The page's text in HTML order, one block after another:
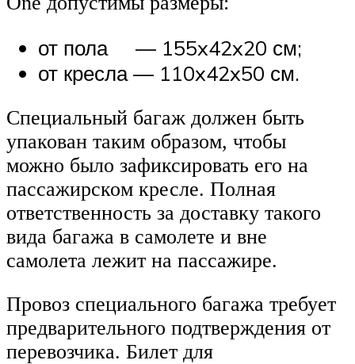
от пола — 155x42x20 см;
от кресла — 110x42x50 см.
Специальный багаж должен быть
упакован таким образом, чтобы
можно было зафиксировать его на
пассажирском кресле. Полная
ответственность за доставку такого
вида багажа в самолете и вне
самолета лежит на пассажире.
Провоз специального багажа требует
предварительного подтверждения от
перевозчика. Билет для